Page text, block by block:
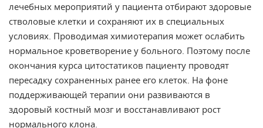
лечебных мероприятий у пациента отбирают здоровые
стволовые клетки и сохраняют их в специальных
условиях. Проводимая химиотерапия может ослабить
нормальное кроветворение у больного. Поэтому после
окончания курса цитостатиков пациенту проводят
пересадку сохраненных ранее его клеток. На фоне
поддерживающей терапии они развиваются в
здоровый костный мозг и восстанавливают рост
нормального клона.